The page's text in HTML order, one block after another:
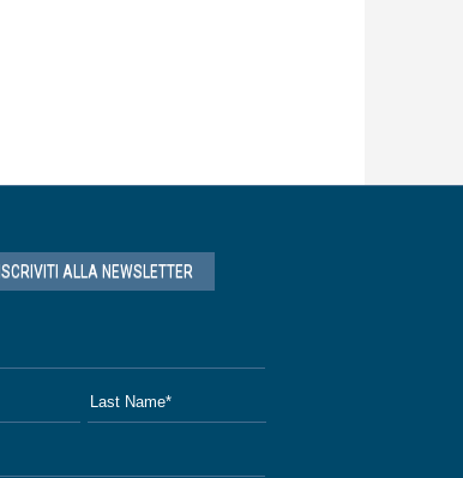
ISCRIVITI ALLA NEWSLETTER